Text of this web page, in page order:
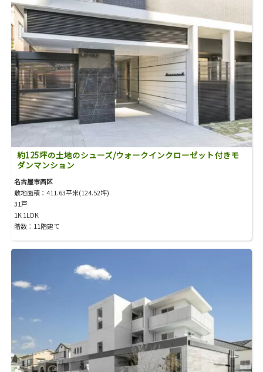
約125坪の土地のシューズ/ウォークインクローゼット付きモ
ダンマンション
名古屋市西区
敷地面積：411.63平米(124.52坪)
31戸
1K 1LDK
階数：11階建て